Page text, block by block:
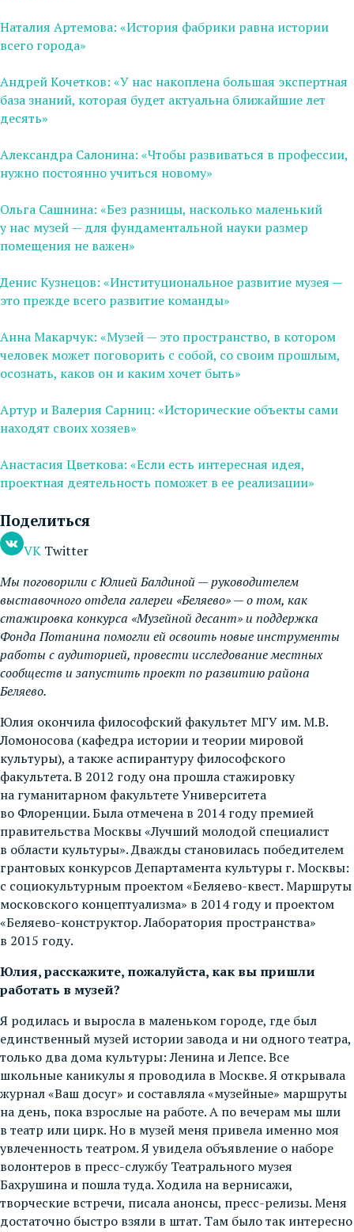
Наталия Артемова: «История фабрики равна истории
всего города»
Андрей Кочетков: «У нас накоплена большая экспертная
база знаний, которая будет актуальна ближайшие лет
десять»
Александра Салонина: «Чтобы развиваться в профессии,
нужно постоянно учиться новому»
Ольга Сашнина: «Без разницы, насколько маленький
у нас музей — для фундаментальной науки размер
помещения не важен»
Денис Кузнецов: «Институциональное развитие музея —
это прежде всего развитие команды»
Анна Макарчук: «Музей — это пространство, в котором
человек может поговорить с собой, со своим прошлым,
осознать, каков он и каким хочет быть»
Артур и Валерия Сарниц: «Исторические объекты сами
находят своих хозяев»
Анастасия Цветкова: «Если есть интересная идея,
проектная деятельность поможет в ее реализации»
Поделиться
VK Twitter
Мы поговорили с Юлией Балдиной — руководителем
выставочного отдела галереи «Беляево» — о том, как
стажировка конкурса «Музейной десант» и поддержка
Фонда Потанина помогли ей освоить новые инструменты
работы с аудиторией, провести исследование местных
сообществ и запустить проект по развитию района
Беляево.
Юлия окончила философский факультет МГУ им. М.В.
Ломоносова (кафедра истории и теории мировой
культуры), а также аспирантуру философского
факультета. В 2012 году она прошла стажировку
на гуманитарном факультете Университета
во Флоренции. Была отмечена в 2014 году премией
правительства Москвы «Лучший молодой специалист
в области культуры». Дважды становилась победителем
грантовых конкурсов Департамента культуры г. Москвы:
с социокультурным проектом «Беляево-квест. Маршруты
московского концептуализма» в 2014 году и проектом
«Беляево-конструктор. Лаборатория пространства»
в 2015 году.
Юлия, расскажите, пожалуйста, как вы пришли
работать в музей?
Я родилась и выросла в маленьком городе, где был
единственный музей истории завода и ни одного театра,
только два дома культуры: Ленина и Лепсе. Все
школьные каникулы я проводила в Москве. Я открывала
журнал «Ваш досуг» и составляла «музейные» маршруты
на день, пока взрослые на работе. А по вечерам мы шли
в театр или цирк. Но в музей меня привела именно моя
увлеченность театром. Я увидела объявление о наборе
волонтеров в пресс-службу Театрального музея
Бахрушина и пошла туда. Ходила на вернисажи,
творческие встречи, писала анонсы, пресс-релизы. Меня
достаточно быстро взяли в штат. Там было так интересно